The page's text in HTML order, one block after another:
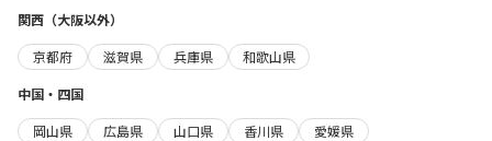
関西（大阪以外）
京都府
滋賀県 兵庫県
和歌山県
中国・四国
岡山県
広島県 山口県 香川県
愛媛県